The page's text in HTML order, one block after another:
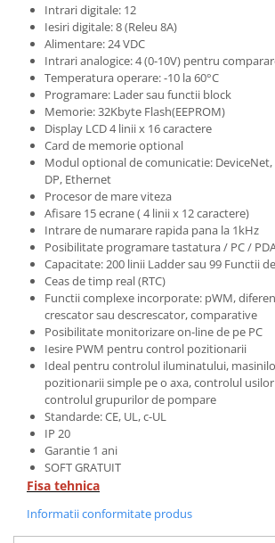
MINI-PS
Modul Buffer
Module DC-UPC
Module redundanta
QUINT-PS
Seria Chrome
Seria CliQ II
Seria Dimensions
Seria DRA
Seria Force-GT
Seria Lyte
Seria PMT&PMC
Seria Sync
STEP-PS
TRIO-PS
TRIO-UPS
UNO-PS
Contactoare
Butoane si accesorii
Lampa multi LED
Intrerupatoare de protectie
Direct-On-Line Starters
Intrari digitale: 12
Iesiri digitale: 8 (Releu 8A)
Alimentare: 24 VDC
Intrari analogice: 4 (0-10V) pentru
Temperatura operare: -10 la 60°C
Programare: Lader sau functii block
Memorie: 32Kbyte Flash(EEPROM)
Display LCD 4 linii x 16 caractere
Card de memorie optional
Modul optional de comunicatie:
DP, Ethernet
Procesor de mare viteza
Afisare 15 ecrane ( 4 linii x 12 caractere)
Intrare de numarare rapida pana la 1kHz
Posibilitate programare tastatura / PC /
Capacitate: 200 linii Ladder sau 99 Functii
Ceas de timp real (RTC)
Functii complexe incorporate: pWM,
crescator sau descrescator, comparative
Posibilitate monitorizare on-line de pe PC
Iesire PWM pentru control pozitionarii
Ideal pentru controlul iluminatului,
pozitionarii simple pe o axa, controlul
controlul grupurilor de pompare
Standarde: CE, UL, c-UL
IP 20
Garantie 1 ani
SOFT GRATUIT
Fisa tehnica
Informatii conformitate produs